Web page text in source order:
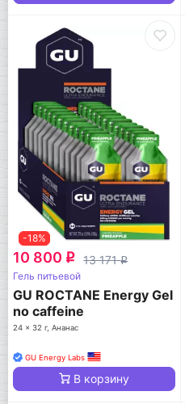
-18%
10 800 q 13 171q
Гель питьевой
GU ROCTANE Energy Gel
no caffeine
24 x 32 г, Ананас
GU Energy Labs
В корзину